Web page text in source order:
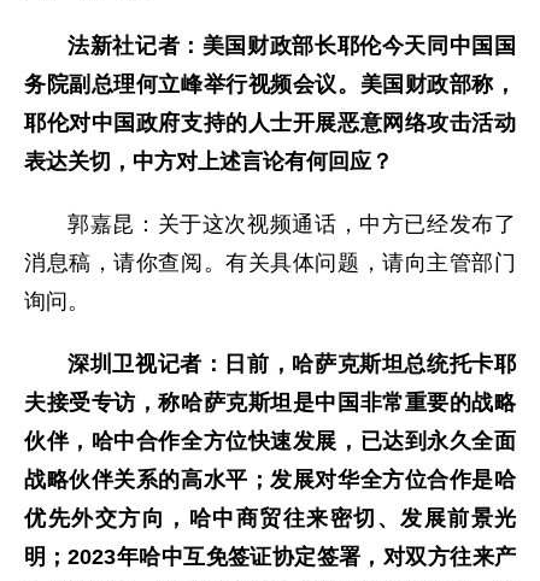
法新社记者：美国财政部长耶伦今天同中国国
务院副总理何立峰举行视频会议。美国财政部称，
耶伦对中国政府支持的人士开展恶意网络攻击活动
表达关切，中方对上述言论有何回应？
郭嘉昆：关于这次视频通话，中方已经发布了
消息稿，请你查阅。有关具体问题，请向主管部门
询问。
深圳卫视记者：日前，哈萨克斯坦总统托卡耶
夫接受专访，称哈萨克斯坦是中国非常重要的战略
伙伴，哈中合作全方位快速发展，已达到永久全面
战略伙伴关系的高水平；发展对华全方位合作是哈
优先外交方向，哈中商贸往来密切、发展前景光
明；2023年哈中互免签证协定签署，对双方往来产